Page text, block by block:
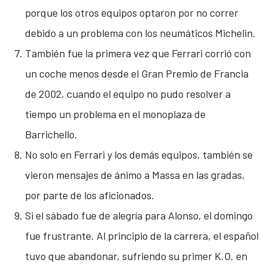
porque los otros equipos optaron por no correr
debido a un problema con los neumáticos Michelin.
También fue la primera vez que Ferrari corrió con
un coche menos desde el Gran Premio de Francia
de 2002, cuando el equipo no pudo resolver a
tiempo un problema en el monoplaza de
Barrichello.
No solo en Ferrari y los demás equipos, también se
vieron mensajes de ánimo a Massa en las gradas,
por parte de los aficionados.
Si el sábado fue de alegría para Alonso, el domingo
fue frustrante. Al principio de la carrera, el español
tuvo que abandonar, sufriendo su primer K.O. en